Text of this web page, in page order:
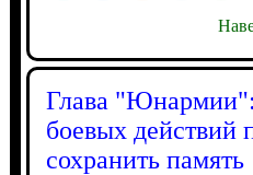
Глава "Юнармии":
боевых действий
сохранить память